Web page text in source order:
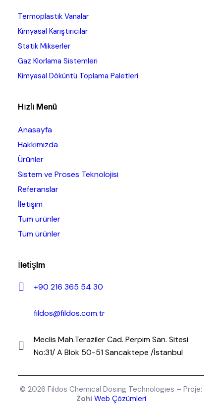
Termoplastik Vanalar
Kimyasal Karıştırıcılar
Statik Mikserler
Gaz Klorlama Sistemleri
Kimyasal Döküntü Toplama Paletleri
Hızlı Menü
Anasayfa
Hakkımızda
Ürünler
Sistem ve Proses Teknolojisi
Referanslar
İletişim
Tüm ürünler
Tüm ürünler
İletişim
+90 216 365 54 30
fildos@fildos.com.tr
Meclis Mah.Teraziler Cad. Perpim San. Sitesi
No:31/ A Blok 50-51 Sancaktepe /İstanbul
© 2026 Fildos Chemical Dosing Technologies – Proje:
Zohi Web Çözümleri